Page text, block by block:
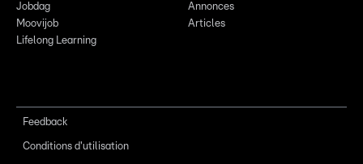
Jobdag
Moovijob
Lifelong Learning
Annonces
Articles
Feedback
Conditions d'utilisation